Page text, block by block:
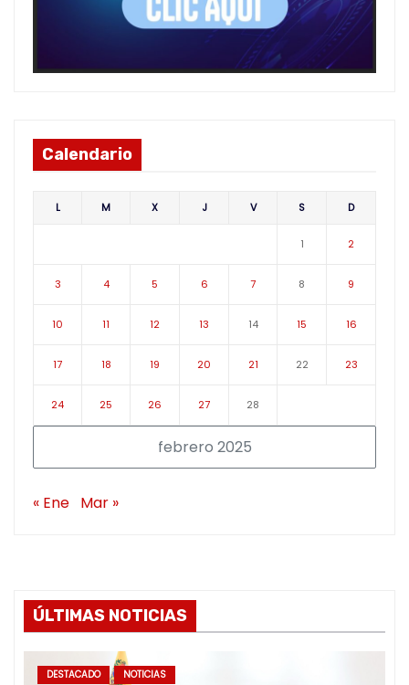
Calendario
febrero 2025
L M X J V S D
1 2
3 4 5 6 7 8 9
10 11 12 13 14 15 16
17 18 19 20 21 22 23
24 25 26 27 28
« Ene Mar »
ÚLTIMAS NOTICIAS
DESTACADO NOTICIAS